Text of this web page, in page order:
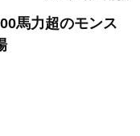
馬力超のモンス